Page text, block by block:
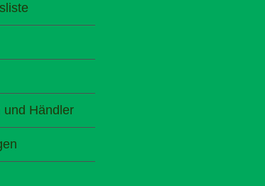
und Händler